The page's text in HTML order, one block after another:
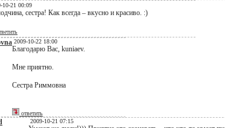
10-21 00:09
сестра! Как всегда – вкусно и красиво. :)
2009-10-22 18:00
Благодарю Вас, kuniaev.
Мне приятно.
Сестра Риммовна
ответить
2009-10-21 07:15